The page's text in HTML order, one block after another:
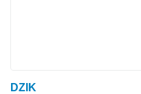
DZIK